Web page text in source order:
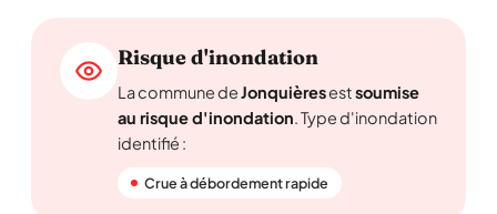
Risque d'inondation
La commune deJonquièresestsoumise
au risque d'inondation. Type d'inondation
identifié :
Crue à débordement rapide